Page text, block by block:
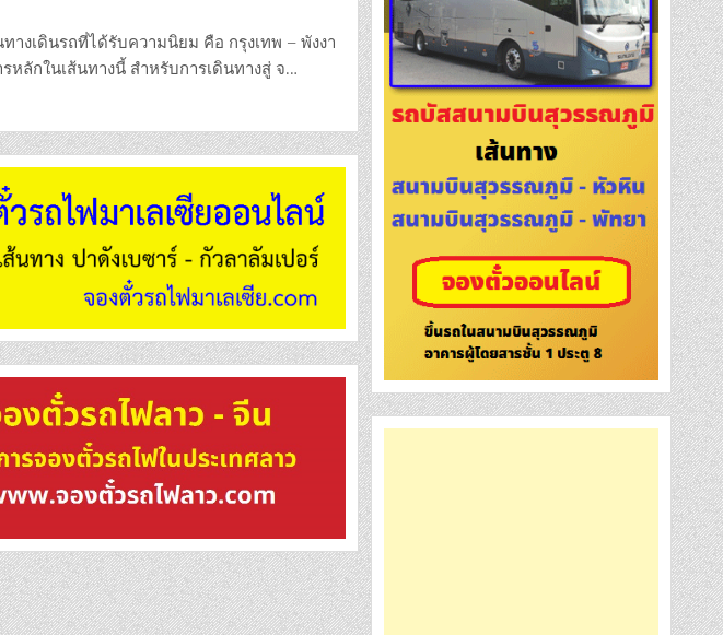
งเดินรถที่ได้รับความนิยม คือ กรุงเทพ – พังงา
หลักในเส้นทางนี้ สำหรับการเดินทางสู่ จ…